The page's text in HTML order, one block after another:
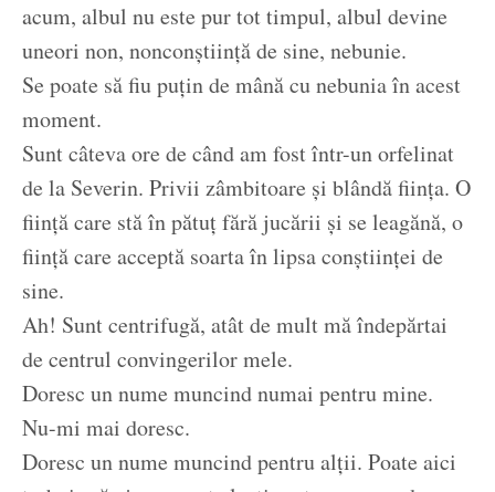
acum, albul nu este pur tot timpul, albul devine
uneori non, nonconștiință de sine, nebunie.
Se poate să fiu puțin de mână cu nebunia în acest
moment.
Sunt câteva ore de când am fost într-un orfelinat
de la Severin. Privii zâmbitoare și blândă ființa. O
ființă care stă în pătuț fără jucării și se leagănă, o
ființă care acceptă soarta în lipsa conștiinței de
sine.
Ah! Sunt centrifugă, atât de mult mă îndepărtai
de centrul convingerilor mele.
Doresc un nume muncind numai pentru mine.
Nu-mi mai doresc.
Doresc un nume muncind pentru alții. Poate aici